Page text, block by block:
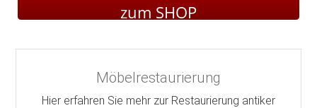
zum SHOP
Möbelrestaurierung
Hier erfahren Sie mehr zur Restaurierung antiker